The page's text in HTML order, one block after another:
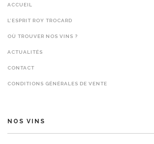
ACCUEIL
L’ESPRIT ROY TROCARD
OÙ TROUVER NOS VINS ?
ACTUALITÉS
CONTACT
CONDITIONS GÉNÉRALES DE VENTE
NOS VINS